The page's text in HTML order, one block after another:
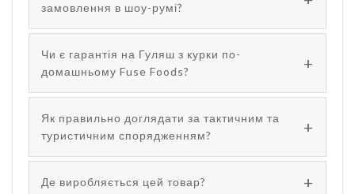
замовлення в шоу-румі?
Чи є гарантія на Гуляш з курки по-
домашньому Fuse Foods?
Як правильно доглядати за тактичним та
туристичним спорядженням?
Де виробляється цей товар?